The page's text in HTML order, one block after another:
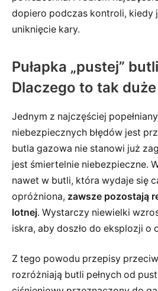
dopiero podczas kontroli, kiedy
uniknięcie kary.
Pułapka „pustej”
Dlaczego to tak
Jednym z najczęściej
niebezpiecznych błędów jest
butla gazowa nie stanowi już
jest śmiertelnie niebezpieczne.
nawet w butli, która wydaje się
opróżniona, zawsze pozostają
lotnej. Wystarczy niewielki
iskra, aby doszło do eksplozji o
Z tego powodu przepisy
rozróżniają butli pełnych od